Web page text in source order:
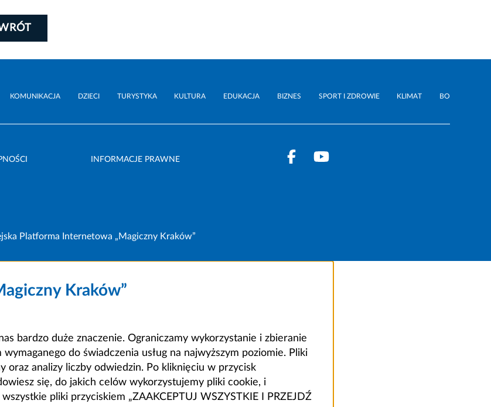
KOMUNIKACJA DZIECI TURYSTYKA KULTURA EDUKACJA BIZNES SPORT I ZDROWIE KLIMAT BO
INFORMACJE PRAWNE
Platforma Internetowa „Magiczny Kraków”
Kraków”
bardzo duże znaczenie. Ograniczamy wykorzystanie i zbieranie
do świadczenia usług na najwyższym poziomie. Pliki
oraz analizy liczby odwiedzin. Po kliknięciu w przycisk
się, do jakich celów wykorzystujemy pliki cookie, i
pliki przyciskiem „ZAAKCEPTUJ WSZYSTKIE I PRZEJDŹ